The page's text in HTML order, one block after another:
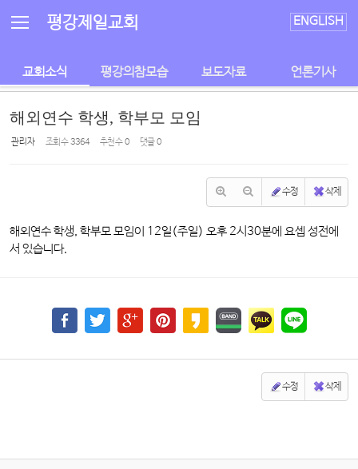
평강제일교회 ENGLISH
교회소식 평강의참모습 보도자료 언론기사
해외연수 학생, 학부모 모임
관리자 조회 수3364 추천 수0 댓글0
수정 삭제
해외연수 학생, 학부모 모임이 12일(주일) 오후 2시30분에 요셉 성전에
서 있습니다.
수정 삭제